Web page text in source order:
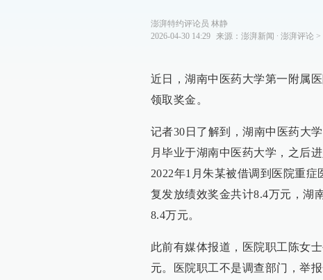
澎湃特约评论员 林静
2026-04-30 14:29
来源： 澎湃新闻 ∙ 澎湃评论 >
近日，湖南中医药大学第一附属
领取奖金。
记者30日了解到，湖南中医药大
月毕业于湖南中医药大学，之后
2022年1月朱某被借调到医院重
复发放绩效奖金共计8.4万元，湖
8.4万元。
此前有媒体报道，医院职工陈女
元。医院职工不是调查部门，举